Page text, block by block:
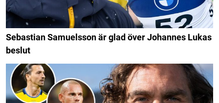
Sebastian Samuelsson är glad över Johannes Lukas
beslut